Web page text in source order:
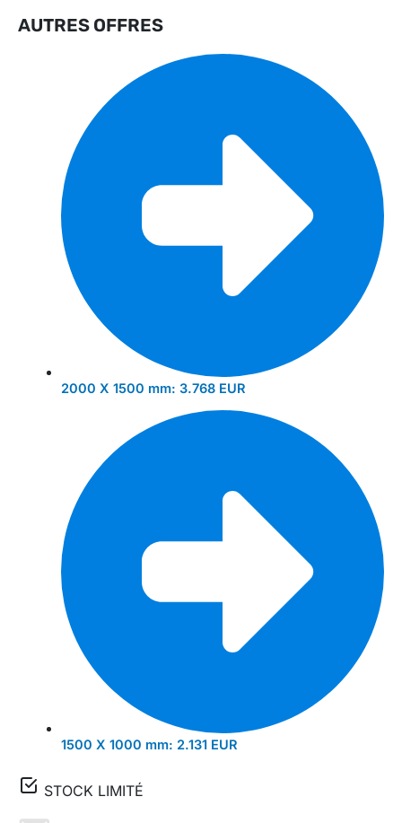
AUTRES OFFRES
2000 X 1500 mm: 3.768 EUR
1500 X 1000 mm: 2.131 EUR
STOCK LIMITÉ